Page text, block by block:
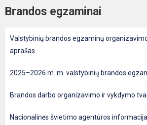
Brandos egzaminai
Valstybinių brandos egzaminų
aprašas
2025–2026 m. m. valstybinių brandos
Brandos darbo organizavimo ir vykdymo
Nacionalinės švietimo agentūros